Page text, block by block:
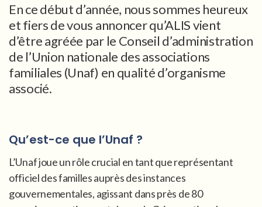
En ce début d’année, nous sommes heureux
et fiers de vous annoncer qu’ALIS vient
d’être agréée par le Conseil d’administration
de l’Union nationale des associations
familiales (Unaf) en qualité d’organisme
associé.
Qu’est-ce que l’Unaf ?
L’Unaf joue un rôle crucial en tant que représentant
officiel des familles auprès des instances
gouvernementales, agissant dans près de 80